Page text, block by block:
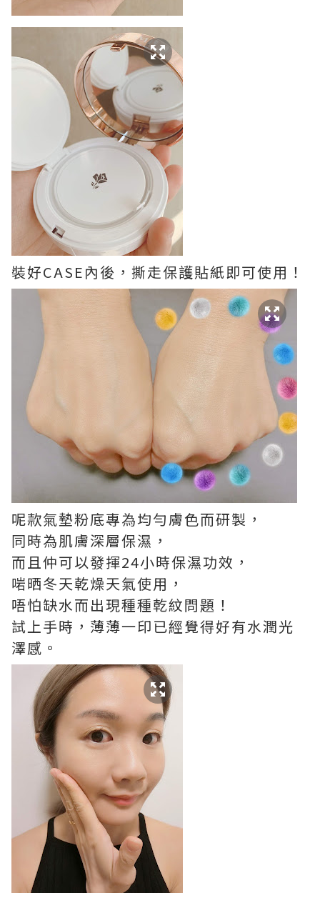
裝好CASE內後，撕走保護貼紙即可使用！
呢款氣墊粉底專為均勻膚色而研製，
同時為肌膚深層保濕，
而且仲可以發揮24小時保濕功效，
啱晒冬天乾燥天氣使用，
唔怕缺水而出現種種乾紋問題！
試上手時，薄薄一印已經覺得好有水潤光
澤感。